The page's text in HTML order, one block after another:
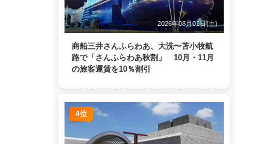
2026年08月01日(土)
商船三井さんふらわあ、大洗〜苫小牧航
路で「さんふらわあ秋割」 10月・11月
の旅客運賃を10％割引
4位